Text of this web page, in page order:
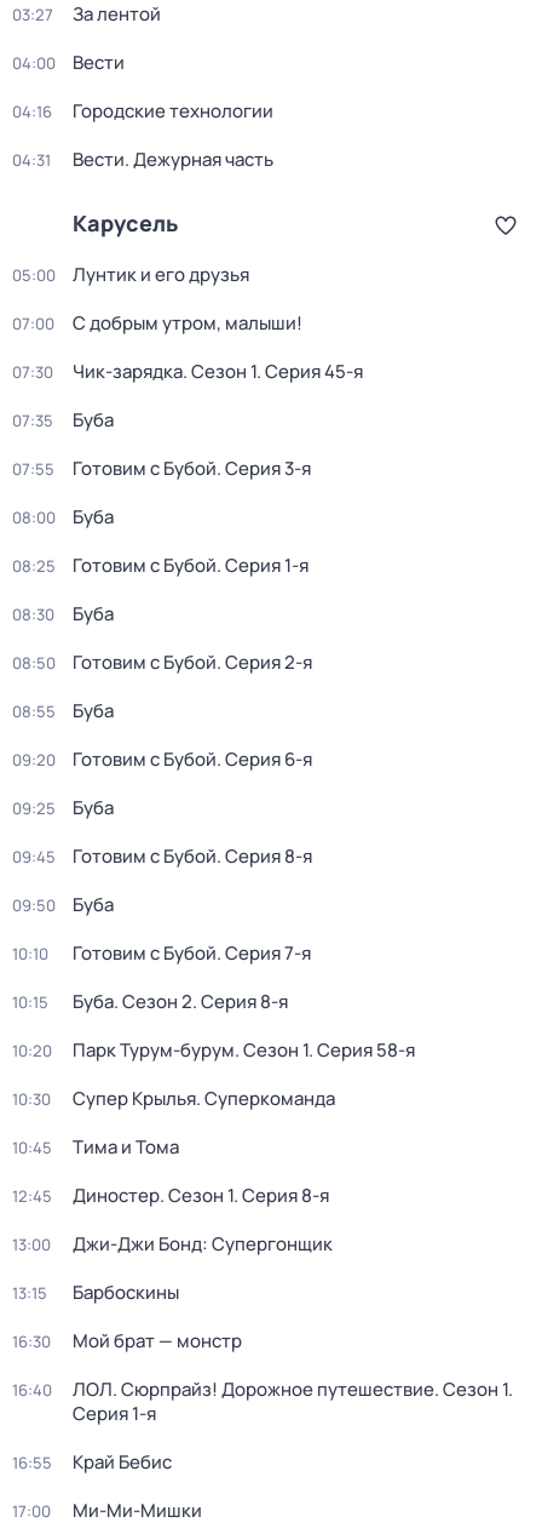
03:27 За лентой
04:00 Вести
04:16 Городские технологии
04:31 Вести. Дежурная часть
Карусель
05:00 Лунтик и его друзья
07:00 С добрым утром, малыши!
07:30 Чик-зарядка. Сезон 1. Серия 45-я
07:35 Буба
07:55 Готовим с Бубой. Серия 3-я
08:00 Буба
08:25 Готовим с Бубой. Серия 1-я
08:30 Буба
08:50 Готовим с Бубой. Серия 2-я
08:55 Буба
09:20 Готовим с Бубой. Серия 6-я
09:25 Буба
09:45 Готовим с Бубой. Серия 8-я
09:50 Буба
10:10 Готовим с Бубой. Серия 7-я
10:15 Буба. Сезон 2. Серия 8-я
10:20 Парк Турум-бурум. Сезон 1. Серия 58-я
10:30 Супер Крылья. Суперкоманда
10:45 Тима и Тома
12:45 Диностер. Сезон 1. Серия 8-я
13:00 Джи-Джи Бонд: Супергонщик
13:15 Барбоскины
16:30 Мой брат — монстр
16:40 ЛОЛ. Сюрпрайз! Дорожное путешествие. Сезон 1.
Серия 1-я
16:55 Край Бебис
17:00 Ми-Ми-Мишки